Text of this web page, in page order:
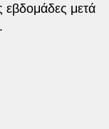
εβδομάδες μετά